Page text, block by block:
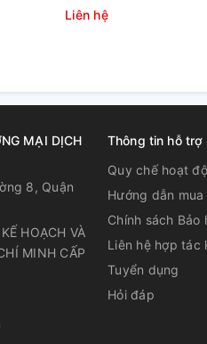
động nhiệt
kiệm điện năng.
2
Phẳng Kairos Thermo
Liên hệ
MẠI DỊCH
8, Quận
HOẠCH VÀ
MINH CẤP
Thông tin hỗ trợ
Quy chế hoạt
Hướng dẫn mua
Chính sách Bảo
Liên hệ hợp tác
Tuyển dụng
Hỏi đáp